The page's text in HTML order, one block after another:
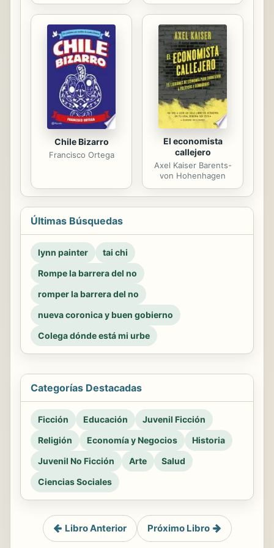
Chile Bizarro
Francisco Ortega
El economista
callejero
Axel Kaiser Barents-
von Hohenhagen
Últimas Búsquedas
lynn painter
tai chi
Rompe la barrera del no
romper la barrera del no
nueva coronica y buen gobierno
Colega dónde está mi urbe
Categorías Destacadas
Ficción Educación
Juvenil Ficción
Religión
Economía y Negocios
Historia
Juvenil No Ficción
Arte
Salud
Ciencias Sociales
Libro Anterior Próximo Libro